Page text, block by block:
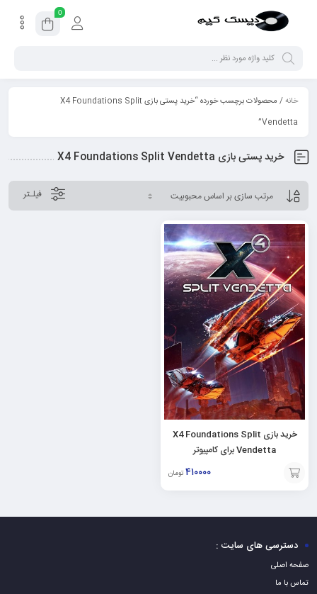
0
خانه
/ محصولات برچسب خورده “خرید پستی بازی X4 Foundations Split
Vendetta”
خرید پستی بازی X4 Foundations Split Vendetta
فیلـتر
خرید بازی X4 Foundations Split
Vendetta برای کامپیوتر
۴۱۰۰۰۰ تومان
افزودن
به
دسترسی های سایت :
صفحه اصلی
تماس با ما